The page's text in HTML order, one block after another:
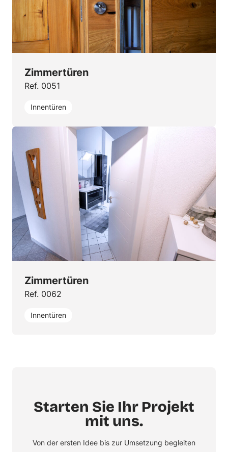
Zimmertüren
Ref. 0051
Innentüren
Zimmertüren
Ref. 0062
Innentüren
Starten Sie Ihr Projekt
mit uns.
Von der ersten Idee bis zur Umsetzung begleiten